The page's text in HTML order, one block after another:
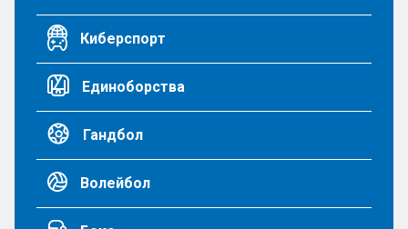
Киберспорт
Единоборства
Гандбол
Волейбол